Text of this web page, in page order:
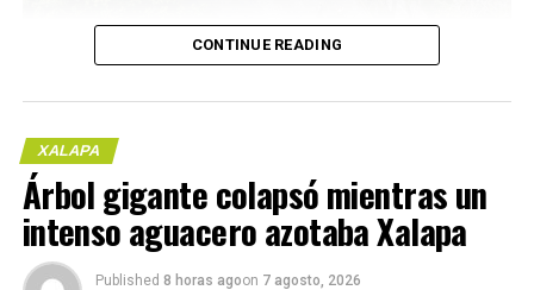
(más…)
CONTINUE READING
XALAPA
Árbol gigante colapsó mientras un
intenso aguacero azotaba Xalapa
Published 8 horas agoon 7 agosto, 2026